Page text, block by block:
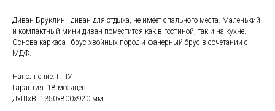
Диван Бруклин - диван для отдыха, не имеет спального места. Маленький
и компактный мини-диван поместится как в гостиной, так и на кухне.
Основа каркаса - брус хвойных пород и фанерный брус в сочетании с
МДФ.
Наполнение: ППУ
Гарантия: 18 месяцев
ДxШxВ: 1350x800x920 мм